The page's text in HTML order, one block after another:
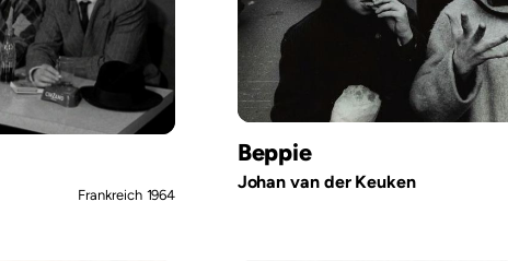
Frankreich 1964
Beppie
Johan van der Keuken